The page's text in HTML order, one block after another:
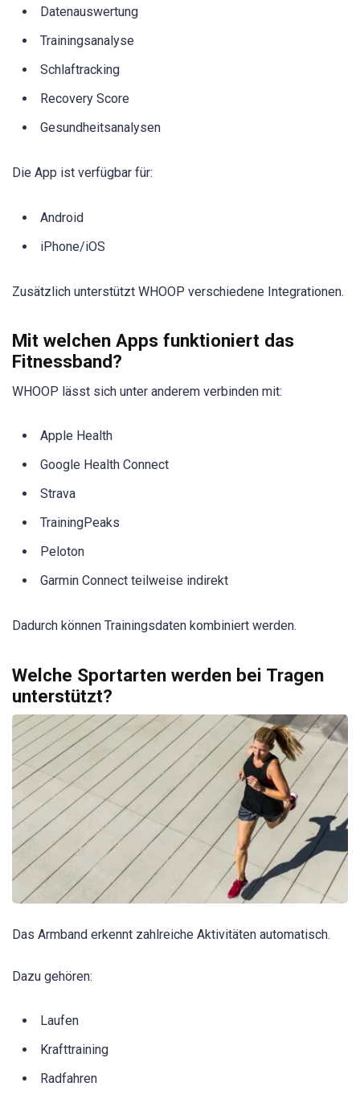
Datenauswertung
Trainingsanalyse
Schlaftracking
Recovery Score
Gesundheitsanalysen
Die App ist verfügbar für:
Android
iPhone/iOS
Zusätzlich unterstützt WHOOP verschiedene Integrationen.
Mit welchen Apps funktioniert das
Fitnessband?
WHOOP lässt sich unter anderem verbinden mit:
Apple Health
Google Health Connect
Strava
TrainingPeaks
Peloton
Garmin Connect teilweise indirekt
Dadurch können Trainingsdaten kombiniert werden.
Welche Sportarten werden bei Tragen
unterstützt?
Das Armband erkennt zahlreiche Aktivitäten automatisch.
Dazu gehören:
Laufen
Krafttraining
Radfahren